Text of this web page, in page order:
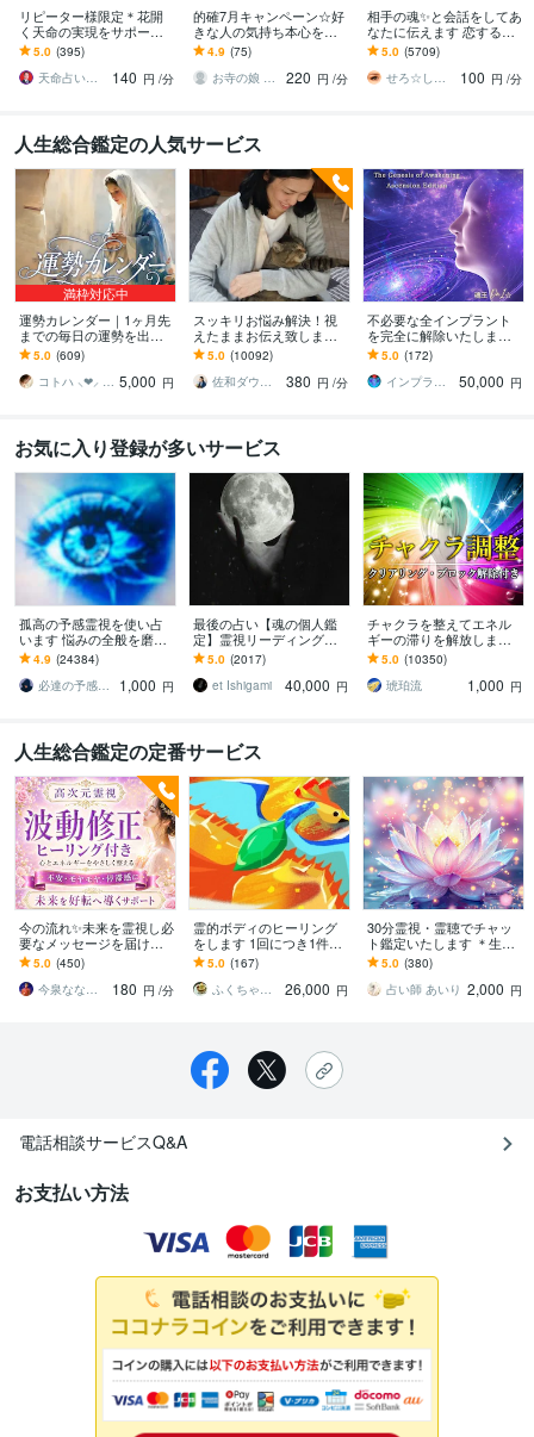
リピーター様限定＊花開
く天命の実現をサポート
します あなたが持つ潜在
能力を存分に活かし理想
の未来を共に目指します
5.0 (395)
天命占い師＠藤＊久国
140 円 /分
的確7月キャンペーン☆好
きな人の気持ち本心を視
ます ツインレイ、HSP、
復縁、婚活、仕事、人間
関係何でもOK!
4.9 (75)
お寺の娘 霊感霊視 占い師༄鎌 安寿༄
220 円 /分
相手の魂✨と会話をしてあ
なたに伝えます 恋するあ
なたに☘️最高のチャンス
を！
5.0 (5709)
せろ☆しあり
100 円 /分
人生総合鑑定の人気サービス
満枠対応中
運勢カレンダー｜1ヶ月先
までの毎日の運勢を出し
ます 30日×500字のおよそ
1万5千文字で細かく詳細
に記します
5.0 (609)
コトハ ⸜❤︎⸝ 新サービス提供開始✨️ 5,000 円
スッキリお悩み解決！視
えたままお伝え致します
恋愛、結婚、人間関係、
仕事、人生、ペットの気
持ち等◎祈願付き
5.0 (10092)
佐和ダウジング＆スピリットメンター
380 円 /分
不必要な全インプラント
を完全に解除いたします
インプラント全解除創始
者 × 魂の解放・カルマ浄
化・能力開花
5.0 (172)
インプラント全解除創始者｜魂王DaI⭐︎
50,000 円
お気に入り登録が多いサービス
孤高の予感霊視を使い占
います 悩みの全般を磨き
上げ、研ぎ澄ました予感
より霊視により導きます
4.9 (24384)
必達の予感霊視 渡邊 潤一
1,000 円
最後の占い【魂の個人鑑
定】霊視リーディング承
ります 運命の地図を手
に、輝く人生を創る｜魂
の全体像を紐解く鑑定
5.0 (2017)
et Ishigami
40,000 円
チャクラを整えてエネル
ギーの滞りを解放します 7
割超リピート！人生を変
えたい人のエネルギー調
整
5.0 (10350)
琥珀流
1,000 円
人生総合鑑定の定番サービス
今の流れ✨未来を霊視し必
要なメッセージを届けま
す 本来の感覚を取り戻し
納得のいく選択ができる
ようお手伝いします
5.0 (450)
今泉ななみ⭐︎霊視鑑定師ライトワーカー
180 円 /分
霊的ボディのヒーリング
をします 1回につき1件の
ヒーリングとなります。
5.0 (167)
ふくちゃん1234
26,000 円
30分霊視・霊聴でチャッ
ト鑑定いたします ＊生年
月日不要＊恋愛＊対人関
係＊お仕事＊自分のこと
5.0 (380)
占い師 あいり 2,000 円
電話相談サービスQ&A
お支払い方法